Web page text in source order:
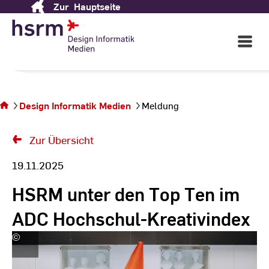
Content
Zur Hauptseite
Open
Main
sich auf
Meldung
Design Informatik Medien Meldung
Zur Übersicht
19.11.2025
HSRM unter den Top Ten im
ADC Hochschul-Kreativindex
©
Kira
Jacobi